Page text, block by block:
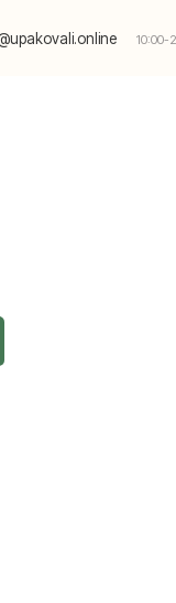
10:00-20:00 Таганская